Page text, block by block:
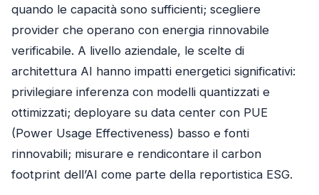
quando le capacità sono sufficienti; scegliere
provider che operano con energia rinnovabile
verificabile. A livello aziendale, le scelte di
architettura AI hanno impatti energetici significativi:
privilegiare inferenza con modelli quantizzati e
ottimizzati; deployare su data center con PUE
(Power Usage Effectiveness) basso e fonti
rinnovabili; misurare e rendicontare il carbon
footprint dell’AI come parte della reportistica ESG.